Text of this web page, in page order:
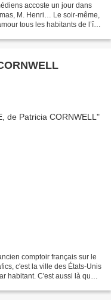
accoste un jour dans
M. Henri… Le soir-même,
tous les habitants de l’île.
comptoir français sur le
c'est la ville des États-Unis
habitant. C'est aussi là que